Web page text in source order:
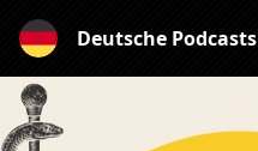
Deutsche Podcasts